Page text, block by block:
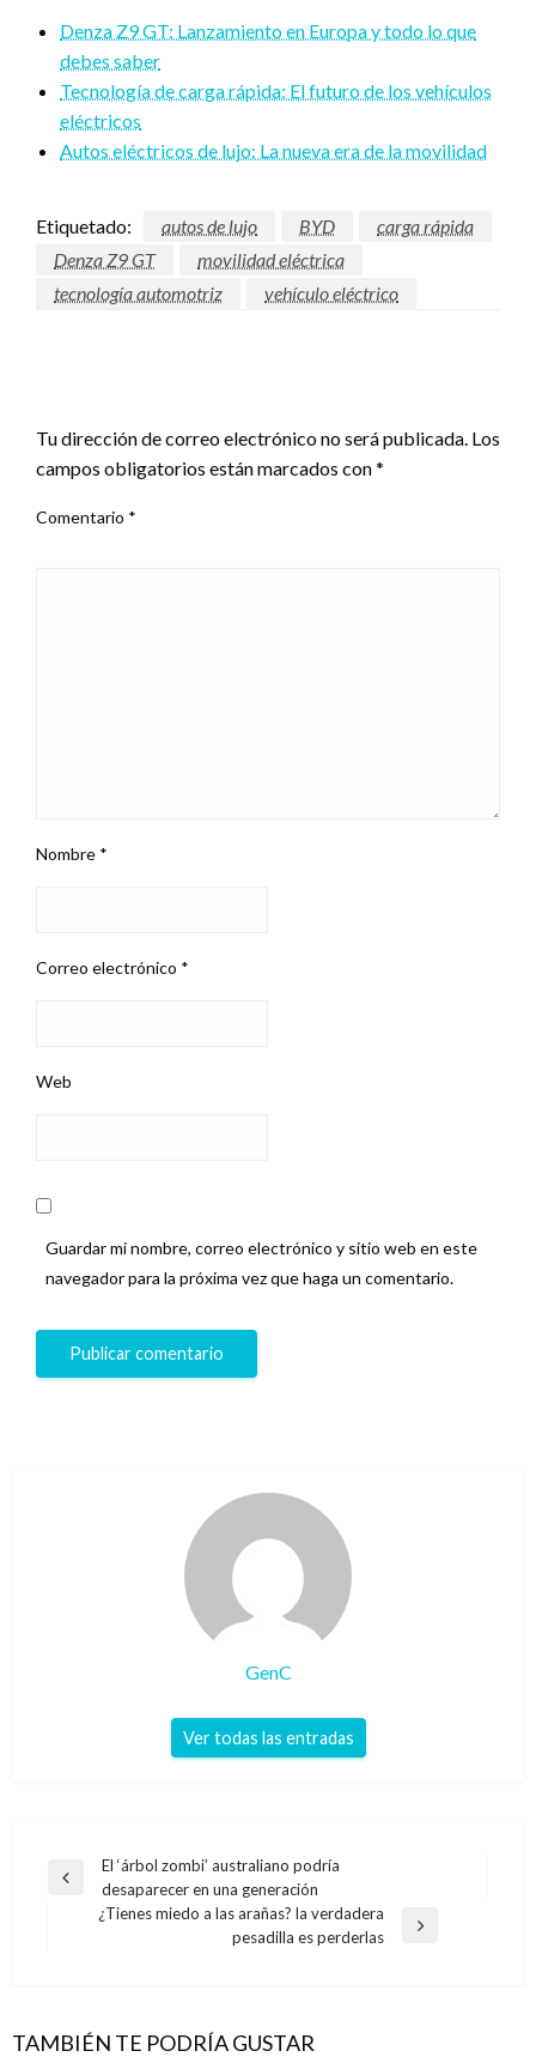
Denza Z9 GT: Lanzamiento en Europa y todo lo que
debes saber
Tecnología de carga rápida: El futuro de los vehículos
eléctricos
Autos eléctricos de lujo: La nueva era de la movilidad
Etiquetado: autos de lujo BYD
carga rápida
Denza Z9 GT
movilidad eléctrica
tecnología automotriz
vehículo eléctrico
Tu dirección de correo electrónico no será publicada. Los
campos obligatorios están marcados con*
Comentario *
Nombre *
Correo electrónico *
Web
Guardar mi nombre, correo electrónico y sitio web en este
navegador para la próxima vez que haga un comentario.
GenC
Ver todas las entradas
Navegación
Entrada
anterior
El ‘árbol zombi’ australiano podría
desaparecer en una generación
¿Tienes miedo a las arañas? la verdadera
pesadilla es perderlas
TAMBIÉN TE PODRÍA GUSTAR